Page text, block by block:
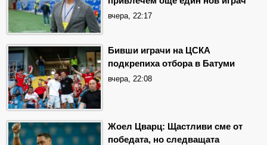
вчера, 22:17
Бивши играчи на ЦСКА
подкрепиха отбора в Батуми
вчера, 22:08
Жоел Цварц: Щастливи сме от
победата, но следващата